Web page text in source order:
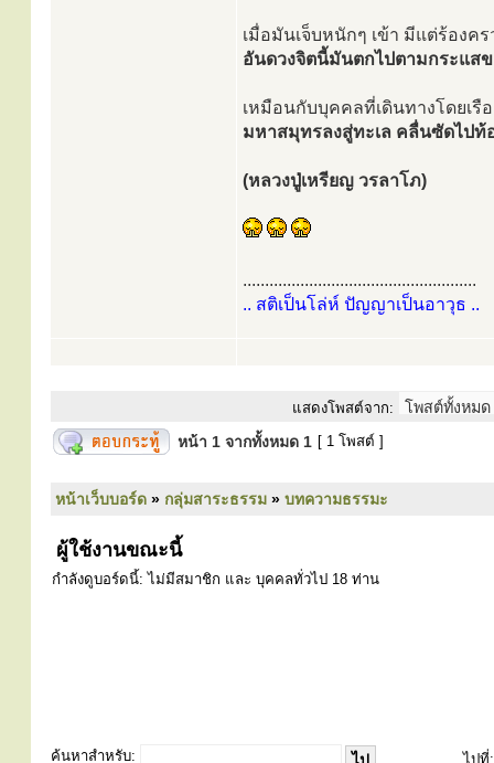
เมื่อมันเจ็บหนักๆ เข้า มีแต่ร้องค
อันดวงจิตนี้มันตกไปตามกระแส
เหมือนกับบุคคลที่เดินทางโดยเ
มหาสมุทรลงสู่ทะเล คลื่นซัดไป
(หลวงปู่เหรียญ วรลาโภ)
.....................................................
.. สติเป็นโล่ห์ ปัญญาเป็นอาวุธ ..
แสดงโพสต์จาก:
หน้า 1 จากทั้งหมด 1 [ 1 โพสต์ ]
หน้าเว็บบอร์ด » กลุ่มสาระธรรม » บทความธรรมะ
ผู้ใช้งานขณะนี้
กำลังดูบอร์ดนี้: ไม่มีสมาชิก และ บุคคลทั่วไป 18 ท่าน
ค้นหาสำหรับ: ไปที่: